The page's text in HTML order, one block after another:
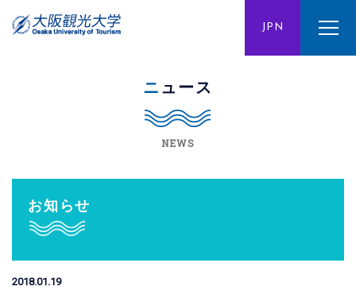
JPN
ENG CHN
ニュース
NEWS
お知らせ
2018.01.19